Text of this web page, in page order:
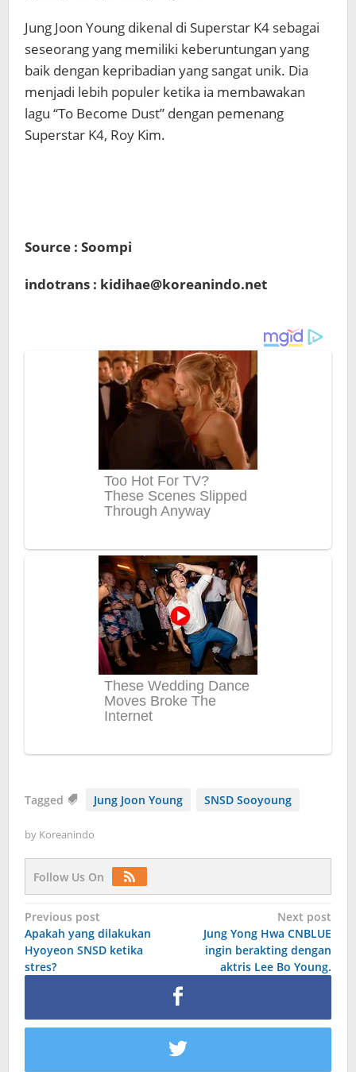
Jung Joon Young dikenal di Superstar K4 sebagai
seseorang yang memiliki keberuntungan yang
baik dengan kepribadian yang sangat unik. Dia
menjadi lebih populer ketika ia membawakan
lagu “To Become Dust” dengan pemenang
Superstar K4, Roy Kim.
Source : Soompi
indotrans : kidihae@koreanindo.net
Tagged Jung Joon Young SNSD Sooyoung
by Koreanindo
Follow Us On
Post
navigation
Previous post
Apakah yang dilakukan
Hyoyeon SNSD ketika
stres?
Next post
Jung Yong Hwa CNBLUE
ingin berakting dengan
aktris Lee Bo Young.